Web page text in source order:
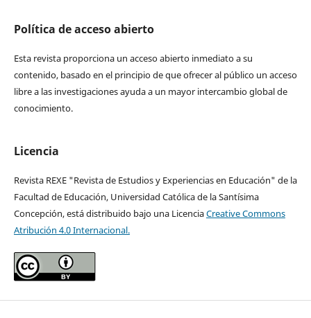
Política de acceso abierto
Esta revista proporciona un acceso abierto inmediato a su
contenido, basado en el principio de que ofrecer al público un acceso
libre a las investigaciones ayuda a un mayor intercambio global de
conocimiento.
Licencia
Revista REXE "Revista de Estudios y Experiencias en Educación" de la
Facultad de Educación, Universidad Católica de la Santísima
Concepción, está distribuido bajo una LicenciaCreative Commons
Atribución 4.0 Internacional.